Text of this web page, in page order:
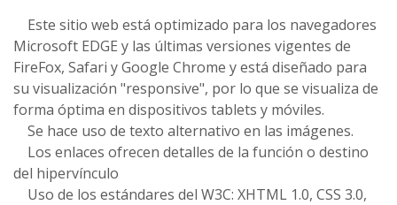
Este sitio web está optimizado para los navegadores
Microsoft EDGE y las últimas versiones vigentes de
FireFox, Safari y Google Chrome y está diseñado para
su visualización "responsive", por lo que se visualiza de
forma óptima en dispositivos tablets y móviles.
Se hace uso de texto alternativo en las imágenes.
Los enlaces ofrecen detalles de la función o destino
del hipervínculo
Uso de los estándares del W3C: XHTML 1.0, CSS 3.0,